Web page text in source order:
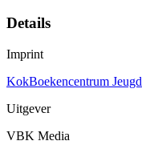
Details
Imprint
KokBoekencentrum Jeugd
Uitgever
VBK Media